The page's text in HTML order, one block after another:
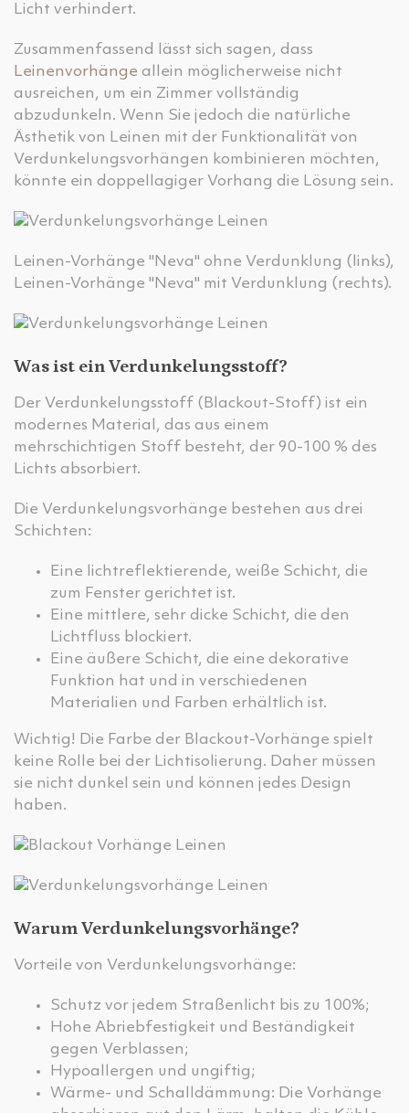
Licht verhindert.
Zusammenfassend lässt sich sagen, dass
Leinenvorhänge allein möglicherweise nicht
ausreichen, um ein Zimmer vollständig
abzudunkeln. Wenn Sie jedoch die natürliche
Ästhetik von Leinen mit der Funktionalität von
Verdunkelungsvorhängen kombinieren möchten,
könnte ein doppellagiger Vorhang die Lösung sein.
Leinen-Vorhänge "Neva" ohne Verdunklung (links),
Leinen-Vorhänge "Neva" mit Verdunklung (rechts).
Was ist ein Verdunkelungsstoff?
Der Verdunkelungsstoff (Blackout-Stoff) ist ein
modernes Material, das aus einem
mehrschichtigen Stoff besteht, der 90-100 % des
Lichts absorbiert.
Die Verdunkelungsvorhänge bestehen aus drei
Schichten:
Eine lichtreflektierende, weiße Schicht, die
zum Fenster gerichtet ist.
Eine mittlere, sehr dicke Schicht, die den
Lichtfluss blockiert.
Eine äußere Schicht, die eine dekorative
Funktion hat und in verschiedenen
Materialien und Farben erhältlich ist.
Wichtig! Die Farbe der Blackout-Vorhänge spielt
keine Rolle bei der Lichtisolierung. Daher müssen
sie nicht dunkel sein und können jedes Design
haben.
Warum Verdunkelungsvorhänge?
Vorteile von Verdunkelungsvorhänge:
Schutz vor jedem Straßenlicht bis zu 100%;
Hohe Abriebfestigkeit und Beständigkeit
gegen Verblassen;
Hypoallergen und ungiftig;
Wärme- und Schalldämmung: Die Vorhänge